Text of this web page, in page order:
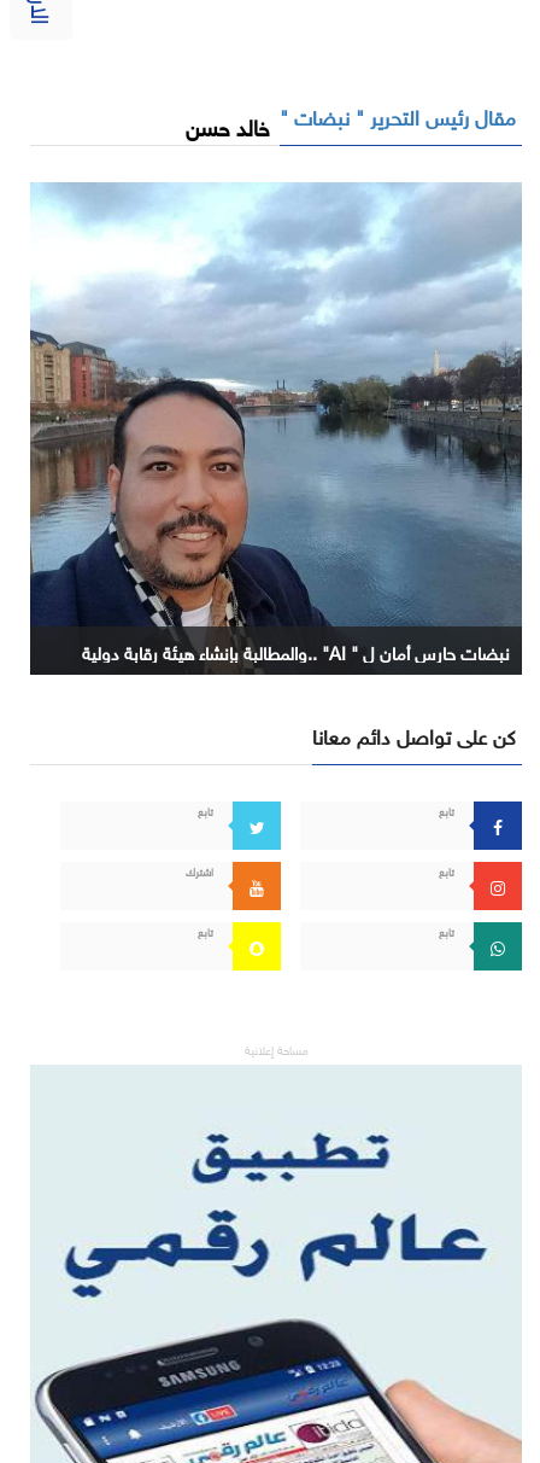
مقال رئيس التحرير " نبضات " خالد حسن
نبضات حارس أمان ل " AI" ..والمطالبة بإنشاء هيئة رقابة دولية
كن على تواصل دائم معانا
تابع تابع
تابع اشترك
تابع تابع
مساحة إعلانية